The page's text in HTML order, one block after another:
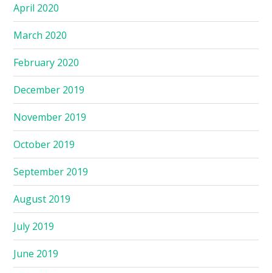
April 2020
March 2020
February 2020
December 2019
November 2019
October 2019
September 2019
August 2019
July 2019
June 2019